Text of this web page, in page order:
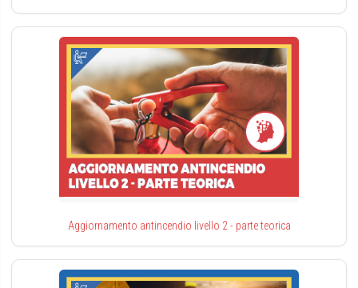
Aggiornamento antincendio livello 2 - parte teorica